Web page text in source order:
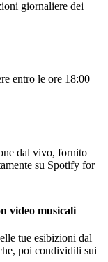
giornaliere dei
entro le ore 18:00
dal vivo, fornito
su Spotify for
video musicali
tue esibizioni dal
poi condividili sui